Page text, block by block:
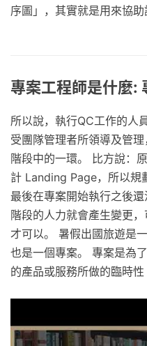
序圖」，其實就是用來協助
專案工程師是什麼:
所以說，執行QC工作的人
受團隊管理者所領導及管
階段中的一環。 比方說：
計 Landing Page，所以規
最後在專案開始執行之後
階段的人力就會產生變更
才可以。 暑假出國旅遊是
也是一個專案。 專案是為
的產品或服務所做的臨時性